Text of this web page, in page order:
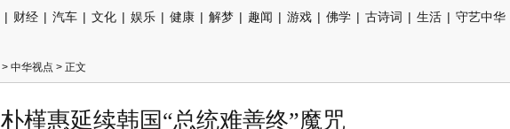
| 财经 | 汽车 | 文化 | 娱乐 | 健康 | 解梦 | 趣闻 | 游戏 | 佛学 | 古诗词 | 生活 | 守艺中华
> 中华视点 > 正文
朴槿惠延续韩国“总统难善终”魔咒